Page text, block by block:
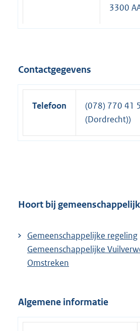
3300
Contactgegevens
Telefoon
(078) 770 41
(Dordrecht))
Hoort bij
Gemeenschappelijke regeling
Gemeenschappelijke
Omstreken
Algemene informatie